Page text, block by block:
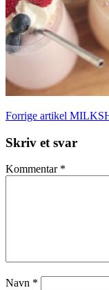
Læs
videre
Forrige artikel
Skriv et svar
Kommentar *
Navn *